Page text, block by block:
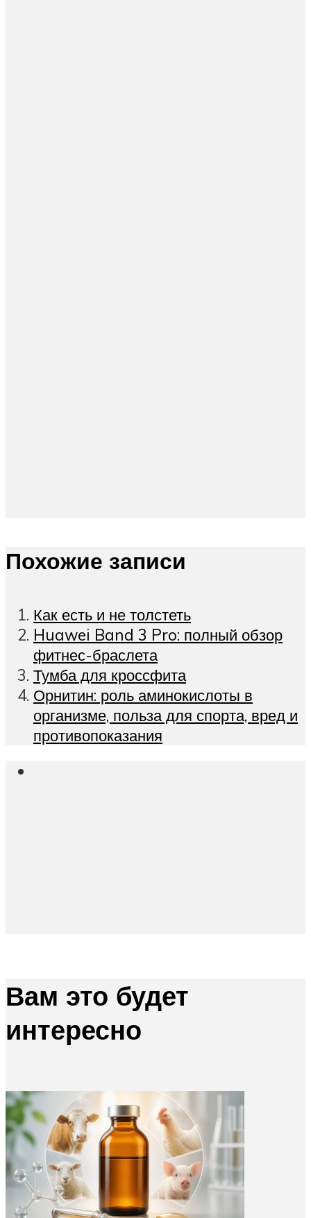
Похожие записи
Как есть и не толстеть
Huawei Band 3 Pro: полный обзор
фитнес-браслета
Тумба для кроссфита
Орнитин: роль аминокислоты в
организме, польза для спорта, вред и
противопоказания
Вам это будет
интересно